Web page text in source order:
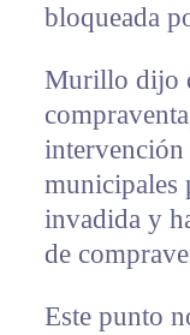
bloqueada
Murillo dijo
intervención
municipales
invadida y
de
Este punto